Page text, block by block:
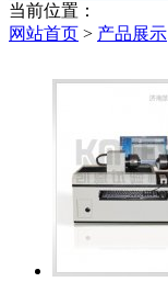
当前位置：
网站首页 > 产品展示